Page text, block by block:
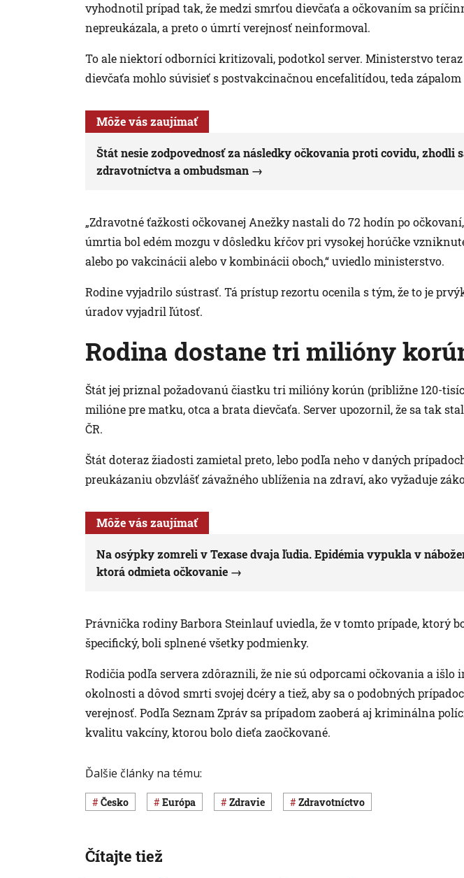
vyhodnotil prípad tak, že medzi smrťou dievčaťa a očkovaním sa
nepreukázala, a preto o úmrtí verejnosť neinformoval.
To ale niektorí odborníci kritizovali, podotkol server. Ministerstvo
dievčaťa mohlo súvisieť s postvakcinačnou encefalitídou, teda zápalom
Môže vás zaujímať
Štát nesie zodpovednosť za následky očkovania proti covidu, zhodli
zdravotníctva a ombudsman
„Zdravotné ťažkosti očkovanej Anežky nastali do 72 hodín po
úmrtia bol edém mozgu v dôsledku kŕčov pri vysokej horúčke
alebo po vakcinácii alebo v kombinácii oboch,“ uviedlo ministerstvo.
Rodine vyjadrilo sústrasť. Tá prístup rezortu ocenila s tým, že to je
úradov vyjadril ľútosť.
Rodina dostane tri milióny
Štát jej priznal požadovanú čiastku tri milióny korún (približne 120-
milióne pre matku, otca a brata dievčaťa. Server upozornil, že sa tak
ČR.
Štát doteraz žiadosti zamietal preto, lebo podľa neho v daných
preukázaniu obzvlášť závažného ublíženia na zdraví, ako vyžaduje
Môže vás zaujímať
Na osýpky zomreli v Texase dvaja ľudia. Epidémia vypukla v
ktorá odmieta očkovanie
Právnička rodiny Barbora Steinlauf uviedla, že v tomto prípade, ktorý
špecifický, boli splnené všetky podmienky.
Rodičia podľa servera zdôraznili, že nie sú odporcami očkovania a išlo
okolnosti a dôvod smrti svojej dcéry a tiež, aby sa o podobných
verejnosť. Podľa Seznam Zpráv sa prípadom zaoberá aj kriminálna
kvalitu vakcíny, ktorou bolo dieťa zaočkované.
Ďalšie články na tému:
Česko Európa Zdravie Zdravotníctvo
Čítajte tiež